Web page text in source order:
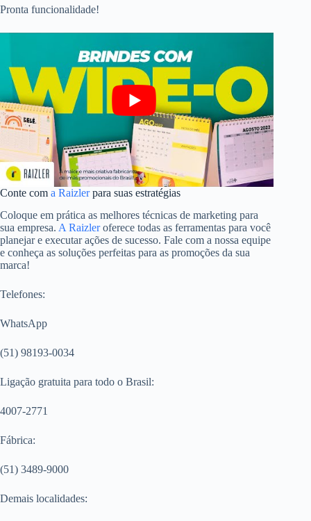
Pronta funcionalidade!
Conte com a Raizlerpara suas estratégias
Coloque em prática as melhores técnicas de marketing para
sua empresa. A Raizleroferece todas as ferramentas para você
planejar e executar ações de sucesso. Fale com a nossa equipe
e conheça as soluções perfeitas para as promoções da sua
marca!
Telefones:
WhatsApp
(51) 98193-0034
Ligação gratuita para todo o Brasil:
4007-2771
Fábrica:
(51) 3489-9000
Demais localidades: